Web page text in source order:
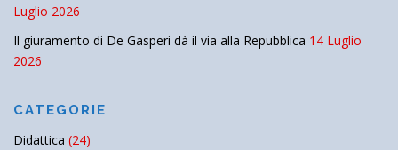
Luglio 2026
Il giuramento di De Gasperi dà il via alla Repubblica 14 Luglio
2026
CATEGORIE
Didattica (24)